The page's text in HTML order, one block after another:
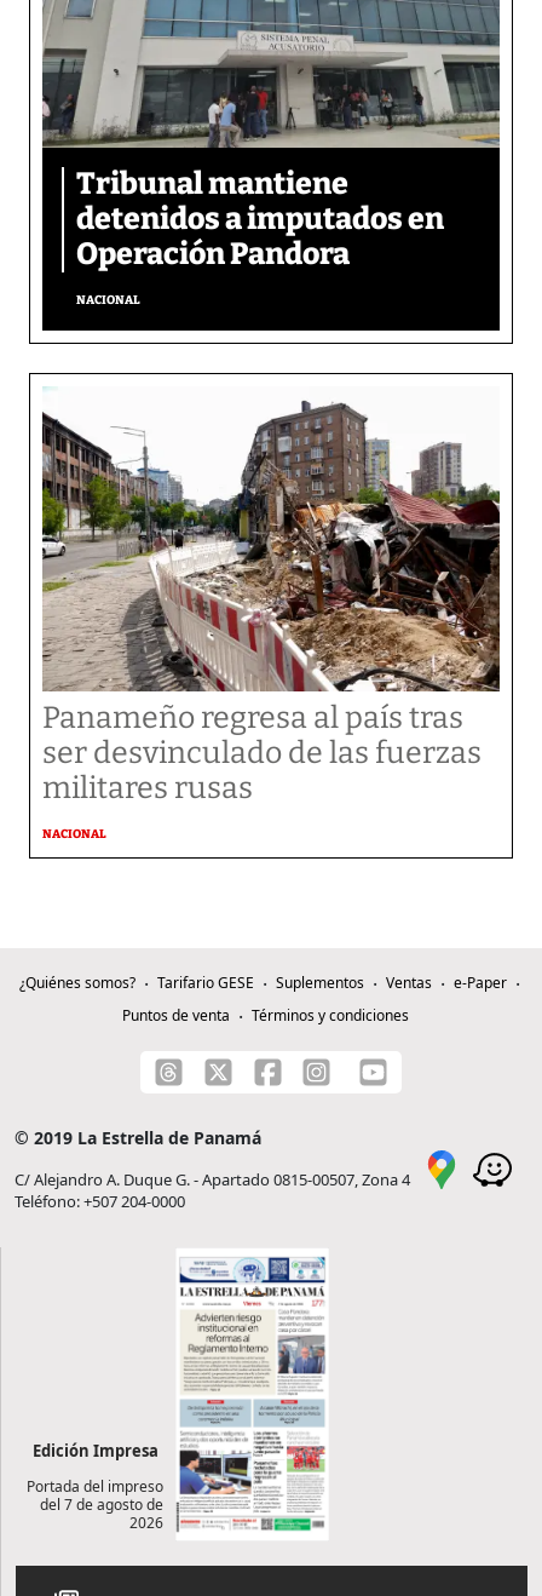
Tribunal mantiene
detenidos a imputados en
Operación Pandora
NACIONAL
Panameño regresa al país tras
ser desvinculado de las fuerzas
militares rusas
NACIONAL
¿Quiénes somos? Tarifario GESE Suplementos Ventas
e-Paper
Puntos de venta
Términos y condiciones
© 2019 La Estrella de Panamá
C/ Alejandro A. Duque G. - Apartado 0815-00507, Zona 4
Teléfono: +507 204-0000
Edición Impresa
Portada del impreso
del 7 de agosto de
2026